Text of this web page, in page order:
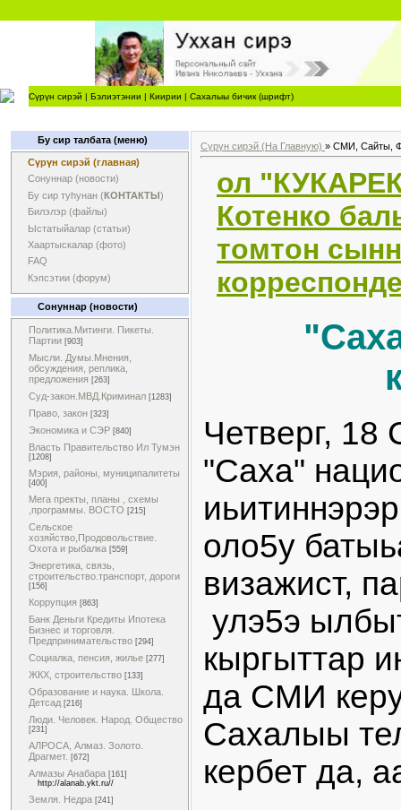
Сүрүн сирэй | Бэлиэтэнии | Киирии | Сахалыы бичик (шрифт)
Бу сир талбата (меню)
Сүрүн сирэй (главная)
Сонуннар (новости)
Бу сир туһунан (КОНТАКТЫ)
Билэлэр (файлы)
Ыстатыйалар (статьи)
Хаартыскалар (фото)
FAQ
Кэпсэтии (форум)
Сонуннар (новости)
Политика.Митинги. Пикеты.
Партии [903]
Мысли. Думы.Мнения,
обсуждения, реплика,
предложения [263]
Суд-закон.МВД.Криминал [1283]
Право, закон [323]
Экономика и СЭР [840]
Власть Правительство Ил Тумэн
[1208]
Мэрия, районы, муниципалитеты
[400]
Мега пректы, планы , схемы
,программы. ВОСТО [215]
Сельское
хозяйство,Продовольствие.
Охота и рыбалка [559]
Энергетика, связь,
строительство.транспорт, дороги
[156]
Коррупция [863]
Банк Деньги Кредиты Ипотека
Бизнес и торговля.
Предпринимательство [294]
Социалка, пенсия, жилье [277]
ЖКХ, строительство [133]
Образование и наука. Школа.
Детсад [216]
Люди. Человек. Народ. Общество
[231]
АЛРОСА, Алмаз. Золото.
Драгмет. [672]
Алмазы Анабара [161]
http://alanab.ykt.ru//
Земля. Недра [241]
Сүрүн сирэй (На Главную) » СМИ, Сайты,
ол
Котенко
томтон
Четверг, 18
"Саха"
оло5у
визажист,
улэ5э
кыргыттар
да СМИ
Сахалыы
кербет да,